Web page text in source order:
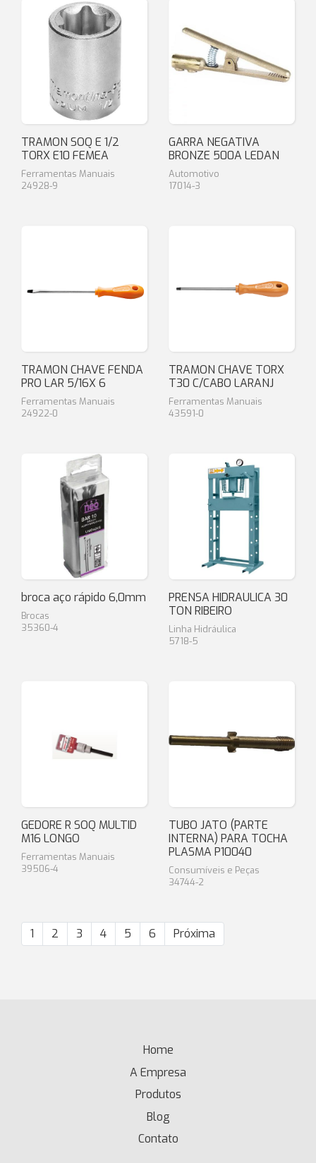
TRAMON SOQ E 1/2
TORX E10 FEMEA
Ferramentas Manuais
24928-9
GARRA NEGATIVA
BRONZE 500A LEDAN
Automotivo
17014-3
TRAMON CHAVE FENDA
PRO LAR 5/16X 6
Ferramentas Manuais
24922-0
TRAMON CHAVE TORX
T30 C/CABO LARANJ
Ferramentas Manuais
43591-0
broca aço rápido 6,0mm
Brocas
35360-4
PRENSA HIDRAULICA 30
TON RIBEIRO
Linha Hidráulica
5718-5
GEDORE R SOQ MULTID
M16 LONGO
Ferramentas Manuais
39506-4
TUBO JATO (PARTE
INTERNA) PARA TOCHA
PLASMA P10040
Consumíveis e Peças
34744-2
1 2 3 4 5 6 Próxima
Home
A Empresa
Produtos
Blog
Contato